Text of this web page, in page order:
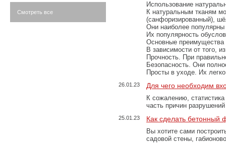
Использование
К натуральным тканям
(санфоризированный),
Они наиболее популярны
Их популярность
Основные преимущества
В зависимости от того,
Прочность. При
Безопасность. Они
Просты в уходе. Их
26.01.23 Для чего необходим
К сожалению,
часть причин
25.01.23 Как сделать бетонный
Вы хотите сами
садовой стены,
Смотреть все